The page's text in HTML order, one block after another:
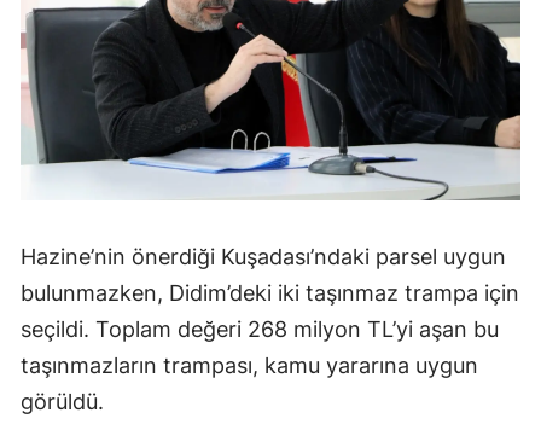
Hazine’nin önerdiği Kuşadası’ndaki parsel uygun
bulunmazken, Didim’deki iki taşınmaz trampa için
seçildi. Toplam değeri 268 milyon TL’yi aşan bu
taşınmazların trampası, kamu yararına uygun
görüldü.